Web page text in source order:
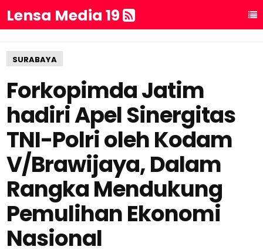
Lensa Media 19
SURABAYA
Forkopimda Jatim
hadiri Apel Sinergitas
TNI-Polri oleh Kodam
V/Brawijaya, Dalam
Rangka Mendukung
Pemulihan Ekonomi
Nasional